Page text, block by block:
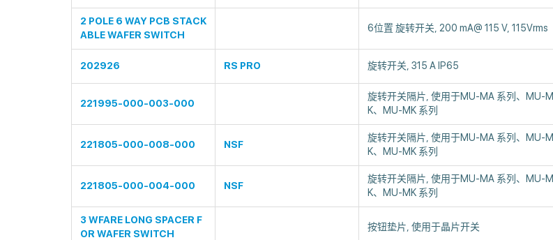
2 POLE 6 WAY PCB STACK
ABLE WAFER SWITCH
6位置 旋转开关, 200 mA@ 115 V, 115Vrms
202926 RS PRO 旋转开关, 315 A IP65
221995-000-003-000
旋转开关隔片, 使用于MU-MA 系列、MU-M
K、MU-MK 系列
221805-000-008-000 NSF
旋转开关隔片, 使用于MU-MA 系列、MU-M
K、MU-MK 系列
221805-000-004-000 NSF
旋转开关隔片, 使用于MU-MA 系列、MU-M
K、MU-MK 系列
3 WFARE LONG SPACER F
OR WAFER SWITCH
按钮垫片, 使用于晶片开关